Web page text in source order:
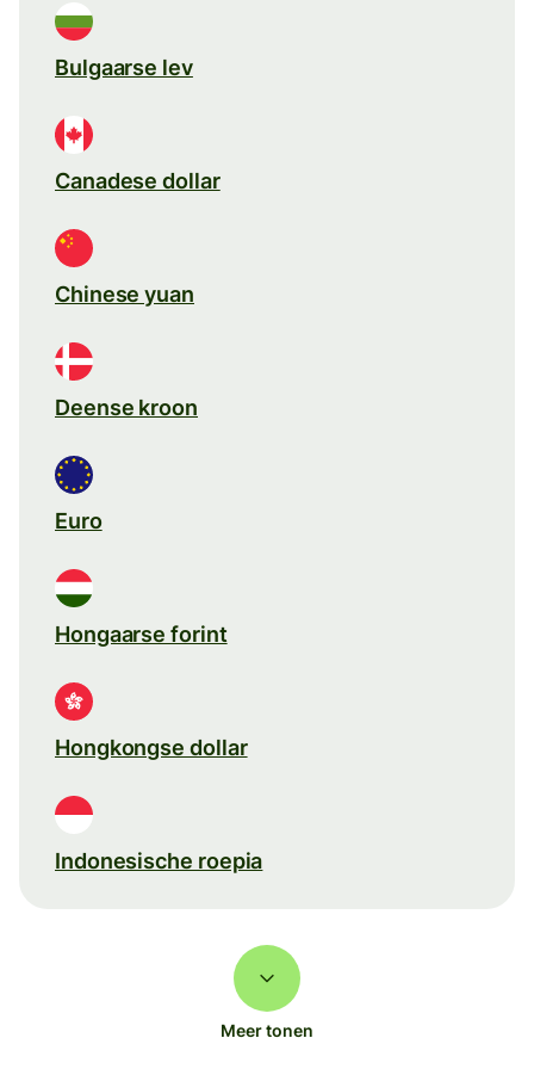
Bulgaarse lev
Canadese dollar
Chinese yuan
Deense kroon
Euro
Hongaarse forint
Hongkongse dollar
Indonesische roepia
Meer tonen